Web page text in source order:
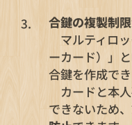
合鍵の複製制
マルティロ
ーカード）」
合鍵を作成でき
カードと本
できないため、